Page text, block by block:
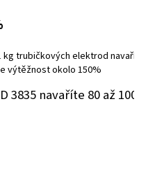
kg trubičkových elektrod navaříte
výtěžnost okolo 150%
3835 navaříte 80 až 100